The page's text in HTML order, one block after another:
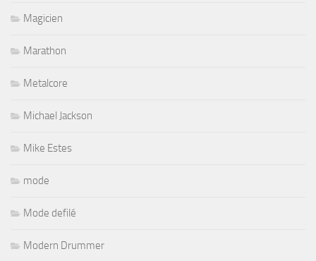
Magicien
Marathon
Metalcore
Michael Jackson
Mike Estes
mode
Mode defilé
Modern Drummer